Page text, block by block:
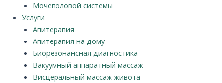
Мочеполовой системы
Услуги
Апитерапия
Апитерапия на дому
Биорезонансная диагностика
Вакуумный аппаратный массаж
Висцеральный массаж живота